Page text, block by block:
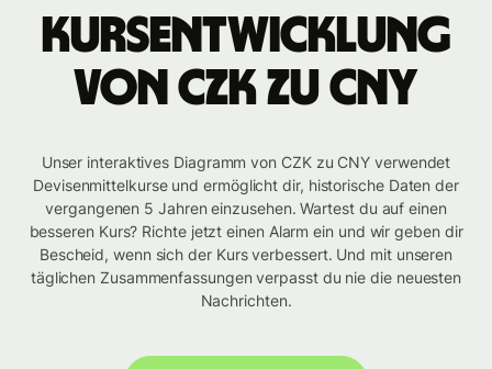
Kursentwicklung
von CZK zu CNY
Unser interaktives Diagramm von CZK zu CNY verwendet
Devisenmittelkurse und ermöglicht dir, historische Daten der
vergangenen 5 Jahren einzusehen. Wartest du auf einen
besseren Kurs? Richte jetzt einen Alarm ein und wir geben dir
Bescheid, wenn sich der Kurs verbessert. Und mit unseren
täglichen Zusammenfassungen verpasst du nie die neuesten
Nachrichten.